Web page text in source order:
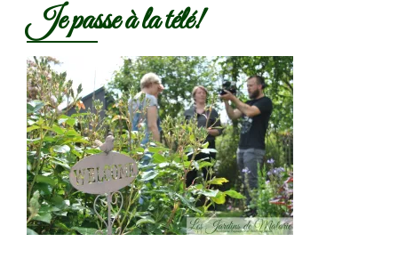
Je passe à la télé!